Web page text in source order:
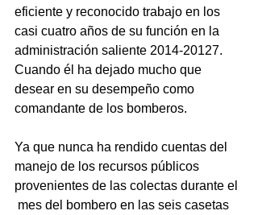
eficiente y reconocido trabajo en los
casi cuatro años de su función en la
administración saliente 2014-20127.
Cuando él ha dejado mucho que
desear en su desempeño como
comandante de los bomberos.
Ya que nunca ha rendido cuentas del
manejo de los recursos públicos
provenientes de las colectas durante el
mes del bombero en las seis casetas